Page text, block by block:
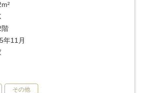
階
年11月
その他